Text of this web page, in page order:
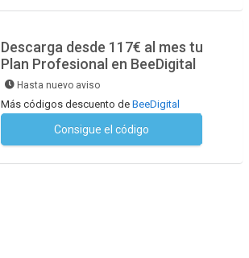
Descarga desde 117€ al mes tu
Plan Profesional en BeeDigital
Hasta nuevo aviso
Más códigos descuento de BeeDigital
Consigue el código